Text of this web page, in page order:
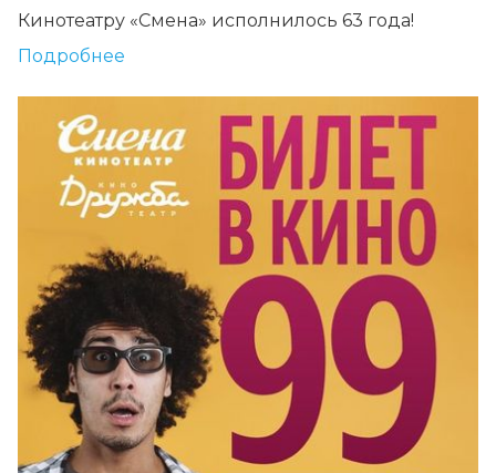
Кинотеатру «Смена» исполнилось 63 года!
Подробнее